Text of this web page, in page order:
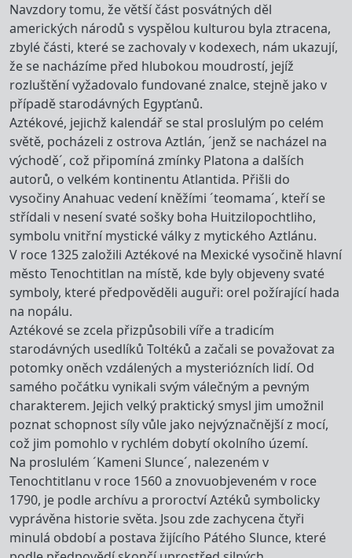
Navzdory tomu, že větší část posvátných děl
amerických národů s vyspělou kulturou byla ztracena,
zbylé části, které se zachovaly v kodexech, nám ukazují,
že se nacházíme před hlubokou moudrostí, jejíž
rozluštění vyžadovalo fundované znalce, stejně jako v
případě starodávných Egypťanů.
Aztékové, jejichž kalendář se stal proslulým po celém
světě, pocházeli z ostrova Aztlán, ´jenž se nacházel na
východě´, což připomíná zmínky Platona a dalších
autorů, o velkém kontinentu Atlantida. Přišli do
vysočiny Anahuac vedení kněžími ´teomama´, kteří se
střídali v nesení svaté sošky boha Huitzilopochtliho,
symbolu vnitřní mystické války z mytického Aztlánu.
V roce 1325 založili Aztékové na Mexické vysočině hlavní
město Tenochtitlan na místě, kde byly objeveny svaté
symboly, které předpověděli auguři: orel požírající hada
na nopálu.
Aztékové se zcela přizpůsobili víře a tradicím
starodávných usedlíků Toltéků a začali se považovat za
potomky oněch vzdálených a mysteriózních lidí. Od
samého počátku vynikali svým válečným a pevným
charakterem. Jejich velký praktický smysl jim umožnil
poznat schopnost síly vůle jako nejvýznačnější z mocí,
což jim pomohlo v rychlém dobytí okolního území.
Na proslulém ´Kameni Slunce´, nalezeném v
Tenochtitlanu v roce 1560 a znovuobjeveném v roce
1790, je podle archívu a proroctví Aztéků symbolicky
vyprávěna historie světa. Jsou zde zachycena čtyři
minulá období a postava žijícího Pátého Slunce, které